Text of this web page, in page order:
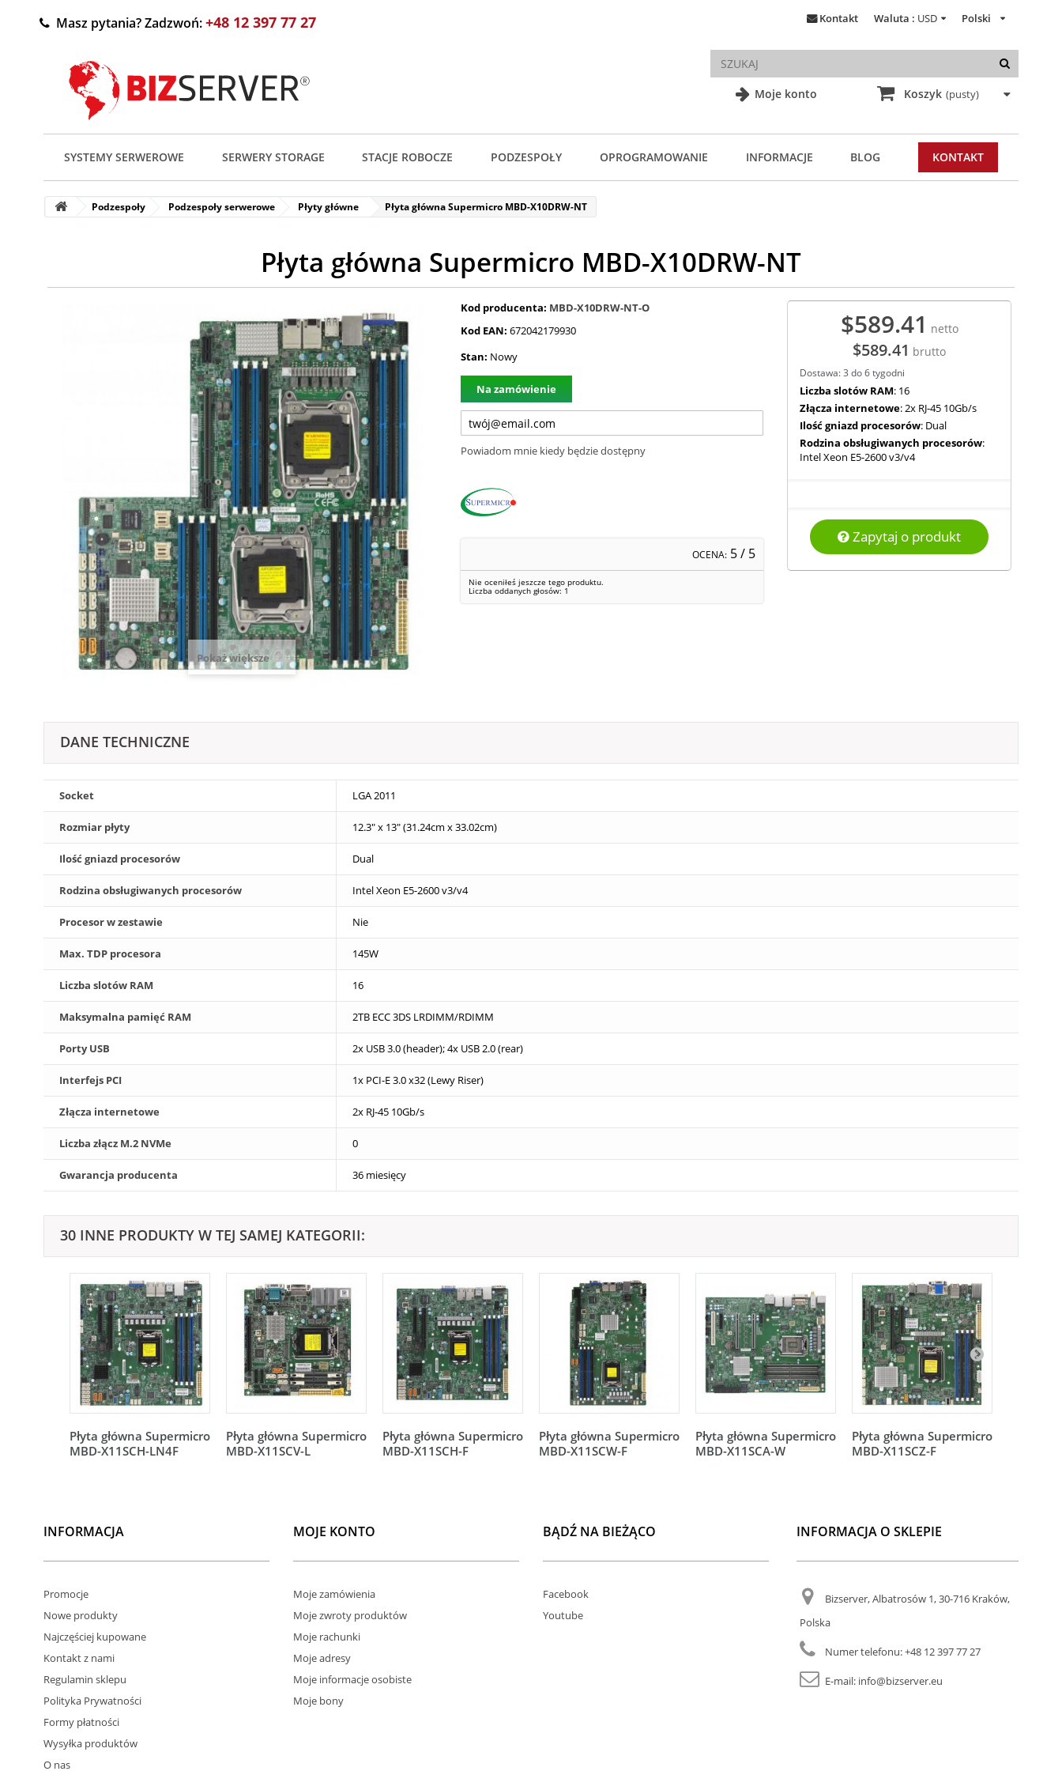
Moje konto
Polski
Waluta : USD
Kontakt
Masz pytania? Zadzwoń:+48 12 397 77 27
Koszyk (pusty)
SYSTEMY SERWEROWE SERWERY STORAGE STACJE ROBOCZE PODZESPOŁY OPROGRAMOWANIE INFORMACJE BLOG KONTAKT
Podzespoły Podzespoły serwerowe Płyty główne Płyta główna Supermicro MBD-X10DRW-NT
Płyta główna Supermicro MBD-X10DRW-NT
Pokaż większe
Kod producenta: MBD-X10DRW-NT-O
Kod EAN: 672042179930
Stan: Nowy
Na zamówienie
Powiadom mnie kiedy będzie dostępny
OCENA: 5/ 5
Nie oceniłeś jeszcze tego produktu.
Liczba oddanych głosów: 1
$589.41 netto
$589.41 brutto
Dostawa: 3 do 6 tygodni
Liczba slotów RAM: 16
Złącza internetowe: 2x RJ-45 10Gb/s
Ilość gniazd procesorów: Dual
Rodzina obsługiwanych procesorów:
Intel Xeon E5-2600 v3/v4
Zapytaj o produkt
DANE TECHNICZNE
Socket LGA 2011
Rozmiar płyty 12.3" x 13" (31.24cm x 33.02cm)
Ilość gniazd procesorów Dual
Rodzina obsługiwanych procesorów Intel Xeon E5-2600 v3/v4
Procesor w zestawie Nie
Max. TDP procesora 145W
Liczba slotów RAM 16
Maksymalna pamięć RAM 2TB ECC 3DS LRDIMM/RDIMM
Porty USB 2x USB 3.0 (header); 4x USB 2.0 (rear)
Interfejs PCI 1x PCI-E 3.0 x32 (Lewy Riser)
Złącza internetowe 2x RJ-45 10Gb/s
Liczba złącz M.2 NVMe 0
Gwarancja producenta 36 miesięcy
30 INNE PRODUKTY W TEJ SAMEJ KATEGORII:
Płyta główna Supermicro
MBD-X11SCH-LN4F
Płyta główna Supermicro
MBD-X11SCV-L
Płyta główna Supermicro
MBD-X11SCH-F
Płyta główna Supermicro
MBD-X11SCW-F
Płyta główna Supermicro
MBD-X11SCA-W
Płyta główna Supermicro
MBD-X11SCZ-F
INFORMACJA
Promocje
Nowe produkty
Najczęściej kupowane
Kontakt z nami
Regulamin sklepu
Polityka Prywatności
Formy płatności
Wysyłka produktów
O nas
MOJE KONTO
Moje zamówienia
Moje zwroty produktów
Moje rachunki
Moje adresy
Moje informacje osobiste
Moje bony
BĄDŹ NA BIEŻĄCO
Facebook
Youtube
INFORMACJA O SKLEPIE
Bizserver, Albatrosów 1, 30-716 Kraków,
Polska
Numer telefonu:+48 12 397 77 27
E-mail: info@bizserver.eu